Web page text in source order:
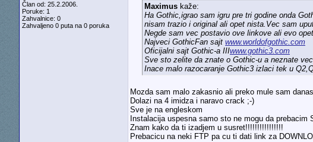
Član od: 25.2.2006.
Poruke: 1
Zahvalnice: 0
Zahvaljeno 0 puta na 0 poruka
Maximuskaže:
Ha Gothic,igrao sam igru pre tri godine onda
nisam trazio i original ali opet nista.Vec sam
Negde sam vec postavio ove linkove ali evo opet
Najveci GothicFan sajt www.worldofgothic.com
Oficijalni sajt Gothic-a IIIwww.gothic3.com
Sve sto zelite da znate o Gothic-u a neznate
Inace malo razocaranje Gothic3 izlaci tek u
Mozda sam malo zakasnio ali preko mule sam
Dolazi na 4 imidza i naravo crack ;-)
Sve je na engleskom
Instalacija uspesna samo sto ne mogu da
Znam kako da ti izadjem u susret!!!!!!!!!!!!!!!!
Prebacicu na neki FTP pa cu ti dati link za